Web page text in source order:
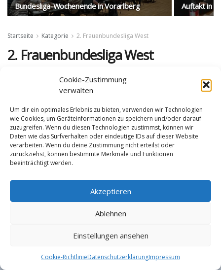
Cookie-Zustimmung
verwalten
Um dir ein optimales Erlebnis zu bieten, verwenden wir Technologien
wie Cookies, um Geräteinformationen zu speichern und/oder darauf
zuzugreifen. Wenn du diesen Technologien zustimmst, können wir
Daten wie das Surfverhalten oder eindeutige IDs auf dieser Website
verarbeiten. Wenn du deine Zustimmung nicht erteilst oder
zurückziehst, können bestimmte Merkmale und Funktionen
beeinträchtigt werden.
Akzeptieren
Ablehnen
Einstellungen ansehen
Cookie-RichtlinieDatenschutzerklärungImpressum
Bundesliga-Wochenende in Vorarlberg Auftakt in
Startseite Kategorie 2. Frauenbundesliga West
2. Frauenbundesliga West
Kein Inhalt verfügbar
Impressum Datenschutzerklärung
© LV Tirol ZVR: 001791804